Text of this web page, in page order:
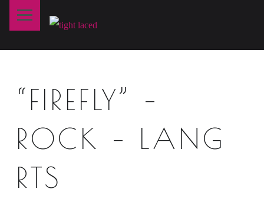
T
T
L
“FIREFLY” –
ROCK – LANG
RTS